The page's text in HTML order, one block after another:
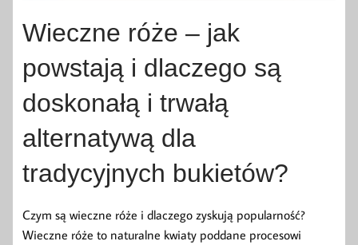
Wieczne róże – jak
powstają i dlaczego są
doskonałą i trwałą
alternatywą dla
tradycyjnych bukietów?
Czym są wieczne róże i dlaczego zyskują popularność?
Wieczne róże to naturalne kwiaty poddane procesowi